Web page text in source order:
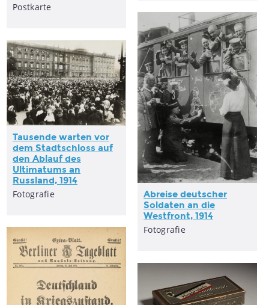
Postkarte
Abreise deutscher
Soldaten an die
Westfront, 1914
Fotografie
Tausende warten vor
dem Stadtschloss auf
den Ablauf des
Ultimatums an
Russland, 1914
Fotografie